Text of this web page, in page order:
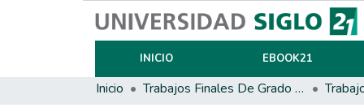
INICIO EBOOK21
Inicio Trabajos Finales De Grado Y Posgrado